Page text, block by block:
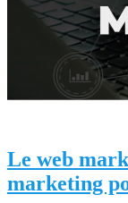
Le web
marketing